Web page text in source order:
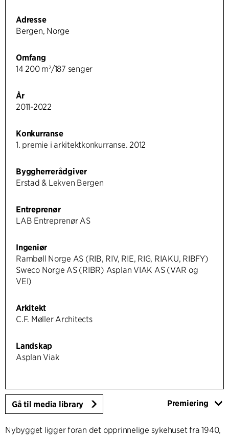
Adresse
Bergen, Norge
Omfang
14 200 m²/187 senger
År
2011-2022
Konkurranse
1. premie i arkitektkonkurranse. 2012
Byggherrerådgiver
Erstad & Lekven Bergen
Entreprenør
LAB Entreprenør AS
Ingeniør
Rambøll Norge AS (RIB, RIV, RIE, RIG, RIAKU, RIBFY)
Sweco Norge AS (RIBR) Asplan VIAK AS (VAR og
VEI)
Arkitekt
C.F. Møller Architects
Landskap
Asplan Viak
Gå til media library Premiering
Nybygget ligger foran det opprinnelige sykehuset fra 1940,